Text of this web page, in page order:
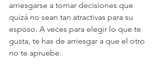
arriesgarse a tomar decisiones que
quizá no sean tan atractivas para su
esposo. A veces para elegir lo que te
gusta, te has de arriesgar a que el otro
no te apruebe.